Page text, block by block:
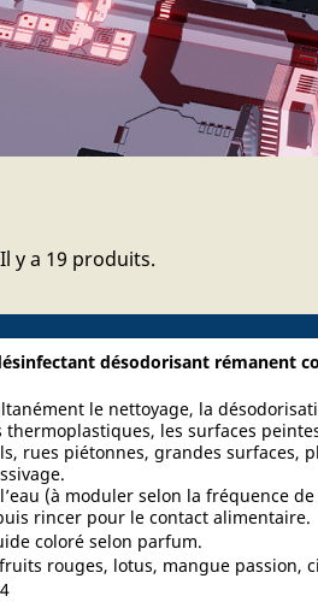
Il y a 19 produits.
désodorisant rémanent
le nettoyage, la
thermoplastiques, les surfaces
rues piétonnes, grandes surfaces,
(à moduler selon la fréquence
rincer pour le contact alimentaire.
coloré selon parfum.
rouges, lotus, mangue passion,